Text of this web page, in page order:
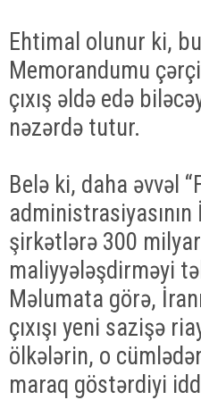
Ehtimal olunur ki,
Memorandumu
çıxış əldə edə
nəzərdə tutur.
Belə ki, daha əvvəl
şirkətlərə 300
maliyyələşdirməyi
Məlumata görə,
çıxışı yeni sazişə
ölkələrin, o
maraq göstərdiyi